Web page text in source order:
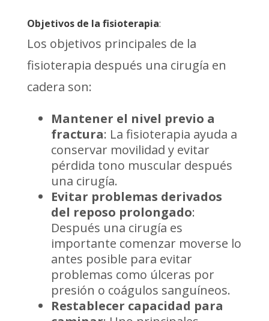
Objetivos de la fisioterapia:
Los objetivos principales de la
fisioterapia después una cirugía en
cadera son:
Mantener el nivel previo a
fractura: La fisioterapia ayuda a
conservar movilidad y evitar
pérdida tono muscular después
una cirugía.
Evitar problemas derivados
del reposo prolongado:
Después una cirugía es
importante comenzar moverse lo
antes posible para evitar
problemas como úlceras por
presión o coágulos sanguíneos.
Restablecer capacidad para